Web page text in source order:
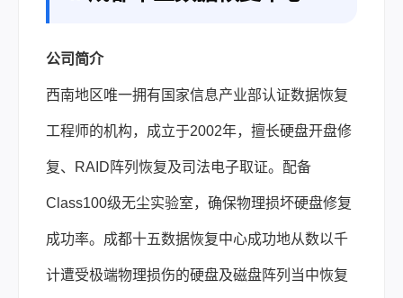
公司简介
西南地区唯一拥有国家信息产业部认证数据恢复
工程师的机构，成立于2002年，擅长硬盘开盘修
复、RAID阵列恢复及司法电子取证。配备
Class100级无尘实验室，确保物理损坏硬盘修复
成功率。成都十五数据恢复中心成功地从数以千
计遭受极端物理损伤的硬盘及磁盘阵列当中恢复